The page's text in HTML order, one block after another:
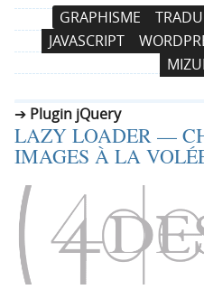
a
t
i
n
r
a
u
c
n
e
n
GRAPHISME
JAVASCRIPT
Plugin jQuery
LAZY LOADER —
IMAGES À LA